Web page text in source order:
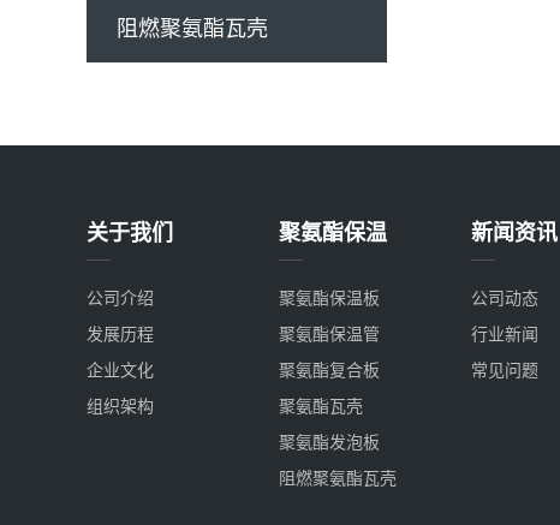
阻燃聚氨酯瓦壳
关于我们
公司介绍
发展历程
企业文化
组织架构
聚氨酯保温
聚氨酯保温板
聚氨酯保温管
聚氨酯复合板
聚氨酯瓦壳
聚氨酯发泡板
阻燃聚氨酯瓦壳
新闻资讯
公司动态
行业新闻
常见问题